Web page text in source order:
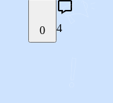
0 4